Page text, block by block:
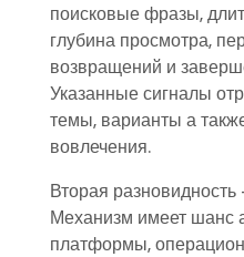
поисковые фразы,
глубина просмотра,
возвращений и
Указанные сигналы
темы, варианты а
вовлечения.
Вторая
Механизм имеет шанс
платформы,